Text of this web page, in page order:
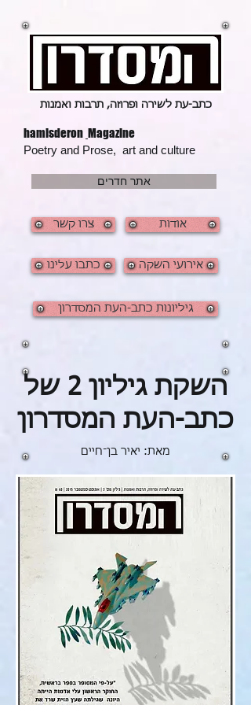
כתב-עת לשירה ופרוזה, תרבות ואמנות
hamisderon Magazine
Poetry and Prose, art and culture
אתר חדרים
צרו קשר
כתבו עלינו
אודות
אירועי השקה
גיליונות כתב-העת המסדרון
השקת גיליון 2 של
כתב-העת המסדרון
מאת: יאיר בן־חיים